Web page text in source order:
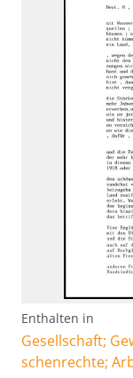
Enthalten in
Gesellschaft;
schenrechte;